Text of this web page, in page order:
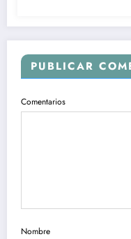
PUBLICAR
Comentarios
Nombre